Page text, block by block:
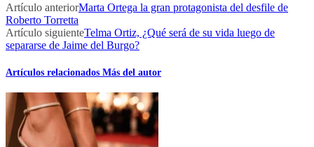
Artículo anteriorMarta Ortega la gran protagonista del desfile de
Roberto Torretta
Artículo siguienteTelma Ortiz, ¿Qué será de su vida luego de
separarse de Jaime del Burgo?
Artículos relacionados Más del autor